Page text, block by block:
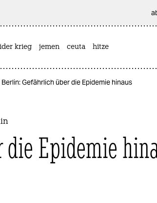
krieg jemen ceuta hitze
Gefährlich über die Epidemie hinaus
Epidemie